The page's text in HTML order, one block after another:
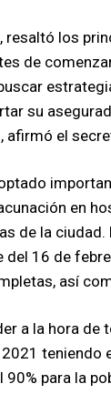
los
de
su
afirmó el
en
de la
16 de
así
a la hora
teniendo
para la